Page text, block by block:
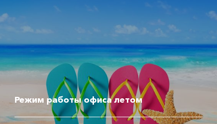
Режим работы офиса летом